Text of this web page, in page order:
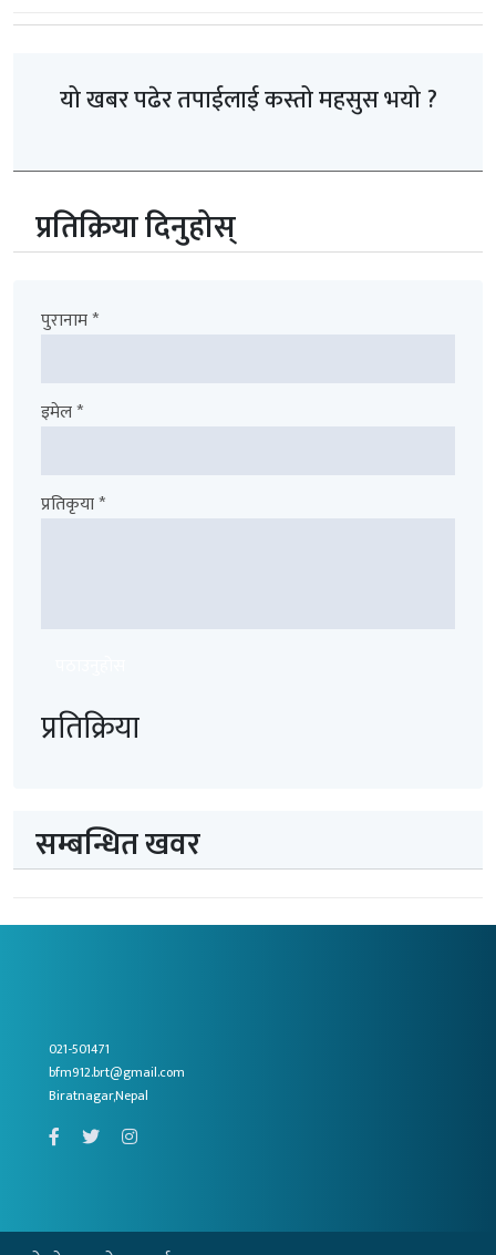
यो खबर पढेर तपाईलाई कस्तो महसुस भयो ?
प्रतिक्रिया दिनुहोस्
पुरानाम *
इमेल *
प्रतिकृया *
प्रतिक्रिया
सम्बन्धित खवर
021-501471
bfm912.brt@gmail.com
Biratnagar,Nepal